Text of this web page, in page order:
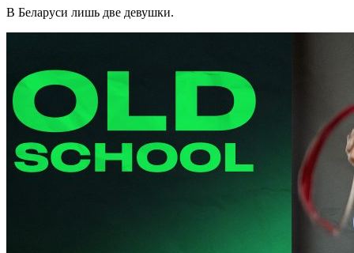
В Беларуси лишь две девушки.